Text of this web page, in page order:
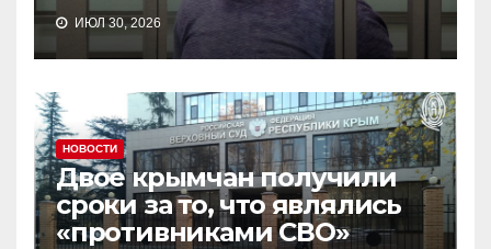
ИЮЛ 30, 2026
НОВОСТИ
Двое крымчан получили
сроки за то, что являлись
«противниками СВО»